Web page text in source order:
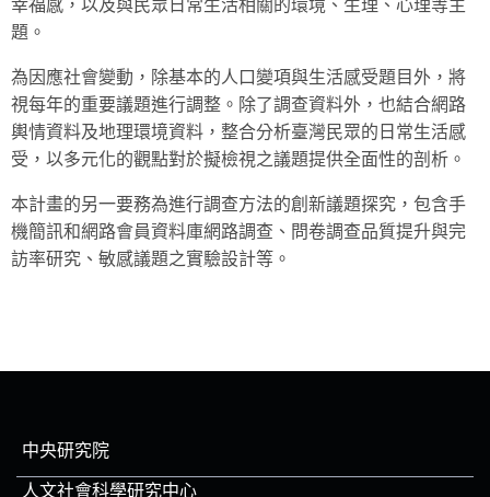
幸福感，以及與民眾日常生活相關的環境、生理、心理等主
題。
為因應社會變動，除基本的人口變項與生活感受題目外，將
視每年的重要議題進行調整。除了調查資料外，也結合網路
輿情資料及地理環境資料，整合分析臺灣民眾的日常生活感
受，以多元化的觀點對於擬檢視之議題提供全面性的剖析。
本計畫的另一要務為進行調查方法的創新議題探究，包含手
機簡訊和網路會員資料庫網路調查、問卷調查品質提升與完
訪率研究、敏感議題之實驗設計等。
中央研究院
人文社會科學研究中心